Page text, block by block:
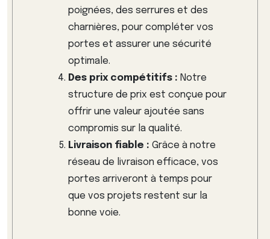
poignées, des serrures et des
charnières, pour compléter vos
portes et assurer une sécurité
optimale.
Des prix compétitifs : Notre
structure de prix est conçue pour
offrir une valeur ajoutée sans
compromis sur la qualité.
Livraison fiable : Grâce à notre
réseau de livraison efficace, vos
portes arriveront à temps pour
que vos projets restent sur la
bonne voie.